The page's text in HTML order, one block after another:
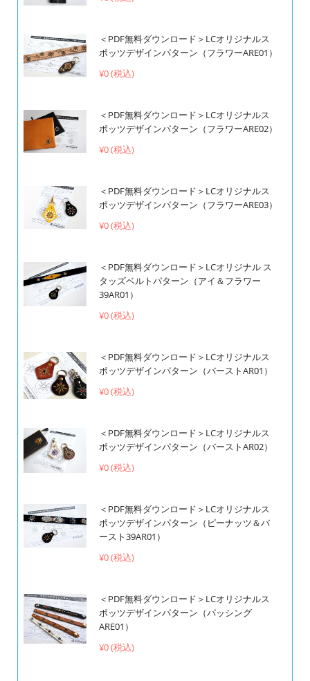
＜PDF無料ダウンロード＞LCオリジナルス
ポッツデザインパターン（フラワーARE01）
¥0 (税込)
＜PDF無料ダウンロード＞LCオリジナルス
ポッツデザインパターン（フラワーARE02）
¥0 (税込)
＜PDF無料ダウンロード＞LCオリジナルス
ポッツデザインパターン（フラワーARE03）
¥0 (税込)
＜PDF無料ダウンロード＞LCオリジナル ス
タッズベルトパターン（アイ＆フラワー
39AR01）
¥0 (税込)
＜PDF無料ダウンロード＞LCオリジナルス
ポッツデザインパターン（バーストAR01）
¥0 (税込)
＜PDF無料ダウンロード＞LCオリジナルス
ポッツデザインパターン（バーストAR02）
¥0 (税込)
＜PDF無料ダウンロード＞LCオリジナルス
ポッツデザインパターン（ピーナッツ＆バ
ースト39AR01）
¥0 (税込)
＜PDF無料ダウンロード＞LCオリジナルス
ポッツデザインパターン（パッシング
ARE01）
¥0 (税込)